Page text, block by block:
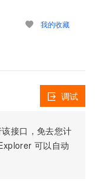
我的收藏
接口，免去您计
可以自动
调试